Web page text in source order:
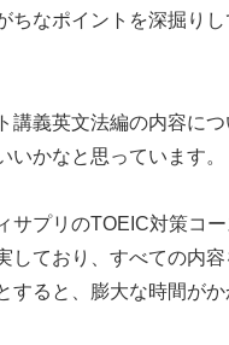
ちなポイントを深掘りし
講義英文法編の内容に
いかなと思っています。
サプリのTOEIC対策コ
しており、すべての内
すると、膨大な時間がか